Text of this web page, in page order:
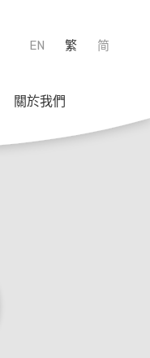
EN 繁 简
關於我們